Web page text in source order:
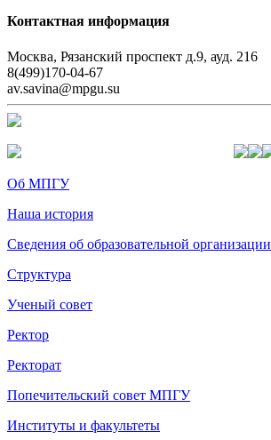
Контактная информация
Москва, Рязанский проспект д.9, ауд. 216
8(499)170-04-67
av.savina@mpgu.su
Об МПГУ
Наша история
Сведения об образовательной организации
Структура
Ученый совет
Ректор
Ректорат
Попечительский совет МПГУ
Институты и факультеты